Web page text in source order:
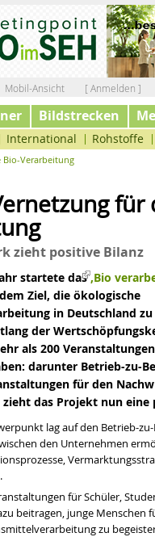
Mobil-Ansicht [ Anmelden ]
International Rohstoffe
Bildstrecken
Bio-Verarbeitung
sprechen
für
zieht positive Bilanz
startete das‚Bio
Ziel, die ökologische
in Deutschland
der
als 200
darunter Betrieb-zu-
für den
das Projekt nun eine
lag auf den Betrieb-
den Unternehmen
für Schüler,
beitragen, junge Menschen
zu